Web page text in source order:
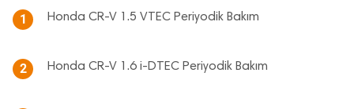
1 Honda CR-V 1.5 VTEC Periyodik Bakım
2 Honda CR-V 1.6 i-DTEC Periyodik Bakım